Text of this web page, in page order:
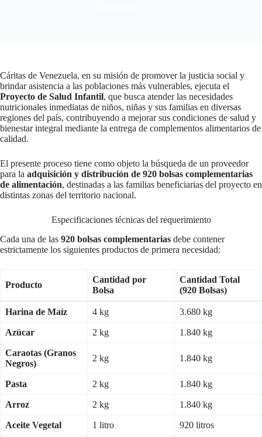
Cáritas de Venezuela, en su misión de promover la justicia social y
brindar asistencia a las poblaciones más vulnerables, ejecuta el
Proyecto de Salud Infantil, que busca atender las necesidades
nutricionales inmediatas de niños, niñas y sus familias en diversas
regiones del país, contribuyendo a mejorar sus condiciones de salud y
bienestar integral mediante la entrega de complementos alimentarios de
calidad.
El presente proceso tiene como objeto la búsqueda de un proveedor
para la adquisición y distribución de 920 bolsas complementarias
de alimentación, destinadas a las familias beneficiarias del proyecto en
distintas zonas del territorio nacional.
Especificaciones técnicas del requerimiento
Cada una de las 920 bolsas complementarias debe contener
estrictamente los siguientes productos de primera necesidad:
Producto
Cantidad por
Bolsa
Cantidad Total
(920 Bolsas)
Harina de Maíz 4 kg 3.680 kg
Azúcar 2 kg 1.840 kg
Caraotas (Granos
Negros)
2 kg 1.840 kg
Pasta 2 kg 1.840 kg
Arroz 2 kg 1.840 kg
Aceite Vegetal 1 litro 920 litros